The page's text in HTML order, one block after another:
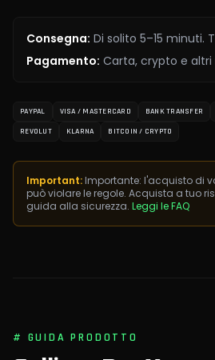
Consegna: Di solito 5–15 minuti.
Pagamento: Carta, crypto e
PAYPAL VISA / MASTERCARD BANK TRANSFER
REVOLUT KLARNA BITCOIN / CRYPTO
Important: Importante: l'acquisto di
può violare le regole. Acquista a tuo
guida alla sicurezza. Leggi le FAQ
# GUIDA PRODOTTO